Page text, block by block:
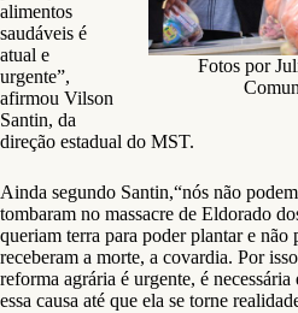
Fotos por
alimentos
saudáveis é
atual e
urgente”,
afirmou Vilson
Santin, da
direção estadual do MST.
Ainda segundo Santin,“nós não
tombaram no massacre de Eldorado
queriam terra para poder plantar e não
receberam a morte, a covardia. Por
reforma agrária é urgente, é
essa causa até que ela se torne